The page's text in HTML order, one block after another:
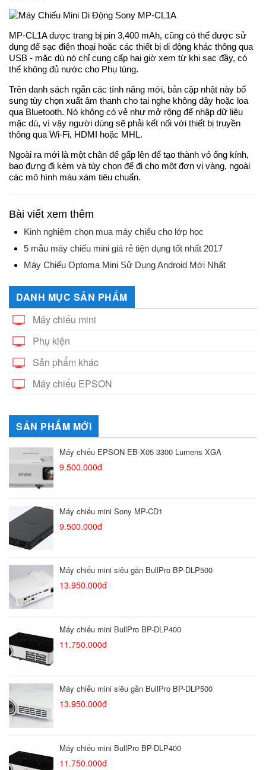
MP-CL1A được trang bị pin 3,400 mAh, cũng có thể được sử
dụng để sạc điện thoại hoặc các thiết bị di động khác thông qua
USB - mặc dù nó chỉ cung cấp hai giờ xem từ khi sạc đầy, có
thể không đủ nước cho Phụ tùng.
Trên danh sách ngắn các tính năng mới, bản cập nhật này bổ
sung tùy chọn xuất âm thanh cho tai nghe không dây hoặc loa
qua Bluetooth. Nó không có vẻ như mở rộng để nhập dữ liệu
mặc dù, vì vậy người dùng sẽ phải kết nối với thiết bị truyền
thông qua Wi-Fi, HDMI hoặc MHL.
Ngoài ra mới là một chân đế gấp lên để tạo thành vỏ ống kính,
bao đựng đi kèm và tùy chọn để đi cho một đơn vị vàng, ngoài
các mô hình màu xám tiêu chuẩn.
Bài viết xem thêm
Kinh nghiệm chọn mua máy chiếu cho lớp học
5 mẫu máy chiếu mini giá rẻ tiện dụng tốt nhất 2017
Máy Chiếu Optoma Mini Sử Dụng Android Mới Nhất
DANH MỤC SẢN PHẨM
Máy chiếu mini
Phụ kiện
Sản phẩm khác
Máy chiếu EPSON
SẢN PHẨM MỚI
Máy chiếu EPSON EB-X05 3300 Lumens XGA
9.500.000đ
Máy chiếu mini Sony MP-CD1
9.500.000đ
Máy chiếu mini siêu gần BullPro BP-DLP500
13.950.000đ
Máy chiếu mini BullPro BP-DLP400
11.750.000đ
Máy chiếu mini siêu gần BullPro BP-DLP500
13.950.000đ
Máy chiếu mini BullPro BP-DLP400
11.750.000đ